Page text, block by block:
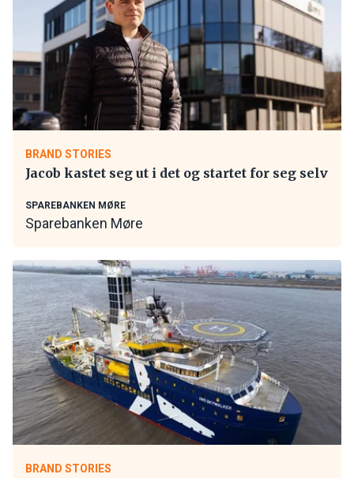
BRAND STORIES
Jacob kastet seg ut i det og startet for seg selv
SPAREBANKEN MØRE
Sparebanken Møre
BRAND STORIES